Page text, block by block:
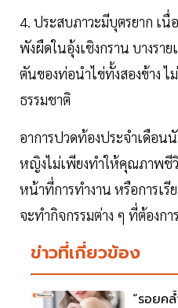
4. ประสบภาวะมีบุตรยาก เนื่
พังผืดในอุ้งเชิงกราน บางรา
ตันของท่อนำไข่ทั้งสองข้าง ไ
ธรรมชาติ
อาการปวดท้องประจำเดือ
หญิงไม่เพียงทำให้คุณภาพชี
หน้าที่การทำงาน หรือการเ
จะทำกิจกรรมต่าง ๆ ที่ต้องกา
ข่าวที่เกี่ยวข้อง
“รอยค